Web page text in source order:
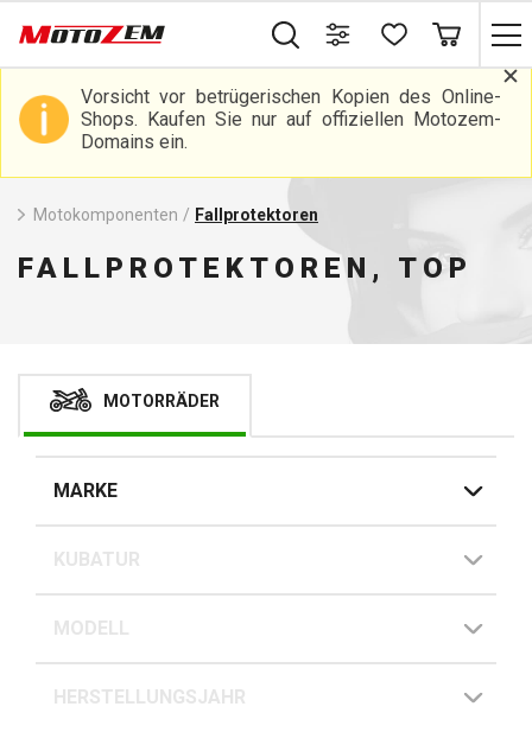
Vorsicht vor betrügerischen Kopien des Online-
Shops. Kaufen Sie nur auf offiziellen Motozem-
Domains ein.
Motokomponenten / Fallprotektoren
FALLPROTEKTOREN, TOP
MOTORRÄDER
MARKE
KUBATUR
MODELL
HERSTELLUNGSJAHR